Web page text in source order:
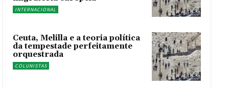
INTERNACIONAL
Ceuta, Melilla e a teoria política
da tempestade perfeitamente
orquestrada
COLUNISTAS